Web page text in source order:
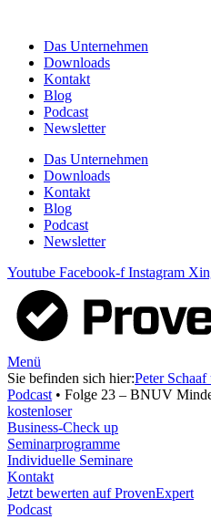
springenDas Unternehmen
Downloads
Kontakt
Blog
Podcast
Newsletter
Das Unternehmen
Downloads
Kontakt
Blog
Podcast
Newsletter
Youtube Facebook-f Instagram
Menü
Sie befinden sich hier:Peter
Podcast • Folge 23 – BNUV
kostenloser
Business-Check up
Seminarprogramme
Individuelle Seminare
Kontakt
Jetzt bewerten auf ProvenExpert
Podcast